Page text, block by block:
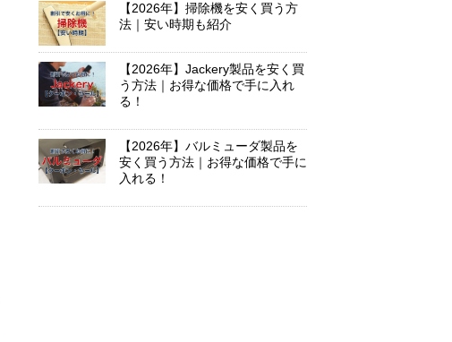
【2026年】掃除機を安く買う方
法｜安い時期も紹介
【2026年】Jackery製品を安く買
う方法｜お得な価格で手に入れ
る！
【2026年】バルミューダ製品を
安く買う方法｜お得な価格で手に
入れる！